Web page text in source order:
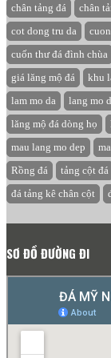
chân tảng đá
chân
cot dong tru da
cuốn thư đá đình chùa
giá lăng mộ đá
khu
lam mo da
lang mo
lăng mộ đá dòng họ
mau lang mo dep
Rồng đá
tảng cột đá
đá tảng kê chân cột
SƠ ĐỒ ĐƯỜNG ĐI